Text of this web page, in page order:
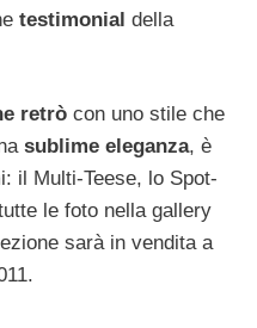
testimonial della
retrò con uno stile che
sublime eleganza, è
il Multi-Teese, lo Spot-
le foto nella gallery
sarà in vendita a